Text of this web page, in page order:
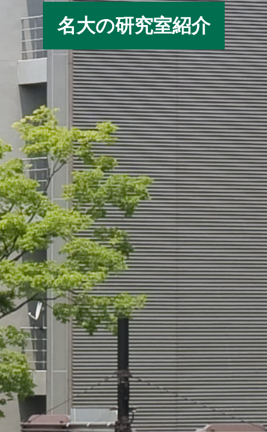
名大の研究室紹介